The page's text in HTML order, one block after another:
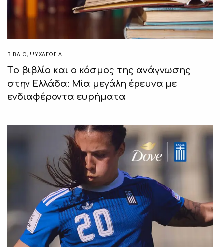
ΒΙΒΛΊΟ, ΨΥΧΑΓΩΓΙΑ
Tο βιβλίο και ο κόσμος της ανάγνωσης
στην Ελλάδα: Μία μεγάλη έρευνα με
ενδιαφέροντα ευρήματα